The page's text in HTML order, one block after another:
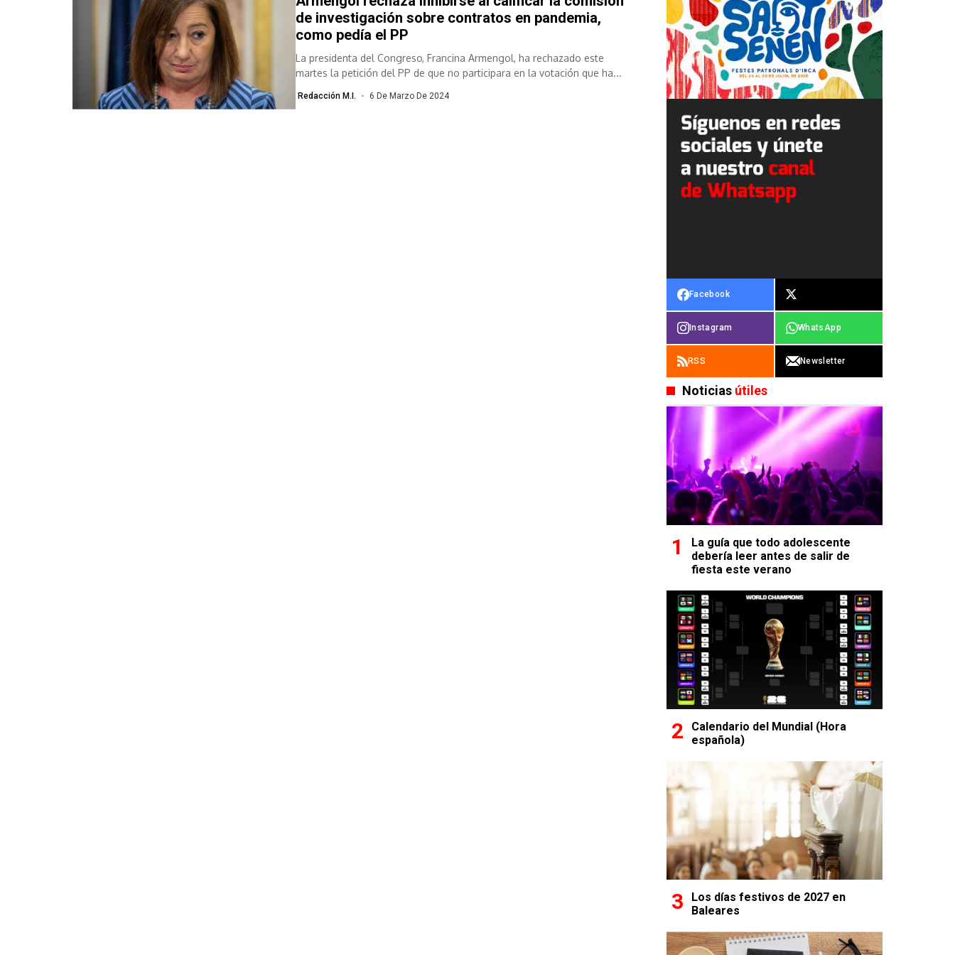
de investigación sobre contratos en pandemia,
como pedía el PP
La presidenta del Congreso, Francina Armengol, ha rechazado este
martes la petición del PP de que no participara en la votación que ha...
Redacción M.I. 6 De Marzo De 2024
Facebook
Instagram WhatsApp
RSS Newsletter
Noticias útiles
La guía que todo adolescente
debería leer antes de salir de
fiesta este verano
Calendario del Mundial (Hora
española)
Los días festivos de 2027 en
Baleares